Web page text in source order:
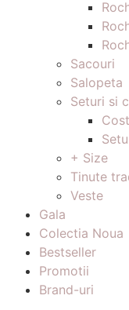
Sacouri
Salopeta
Seturi si
+ Size
Tinute
Veste
Gala
Colectia Noua
Bestseller
Promotii
Brand-uri